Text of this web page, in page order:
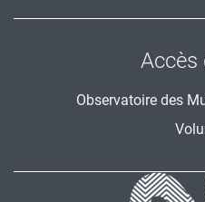
Accès
Observatoire des